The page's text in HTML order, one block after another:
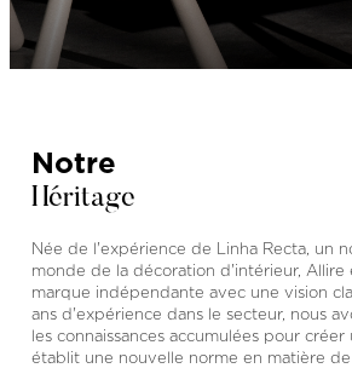
Notre
Héritage
Née de l'expérience de Linha Recta, un
monde de la décoration d'intérieur, Allire
marque indépendante avec une vision
ans d'expérience dans le secteur, nous
les connaissances accumulées pour
établit une nouvelle norme en matière de